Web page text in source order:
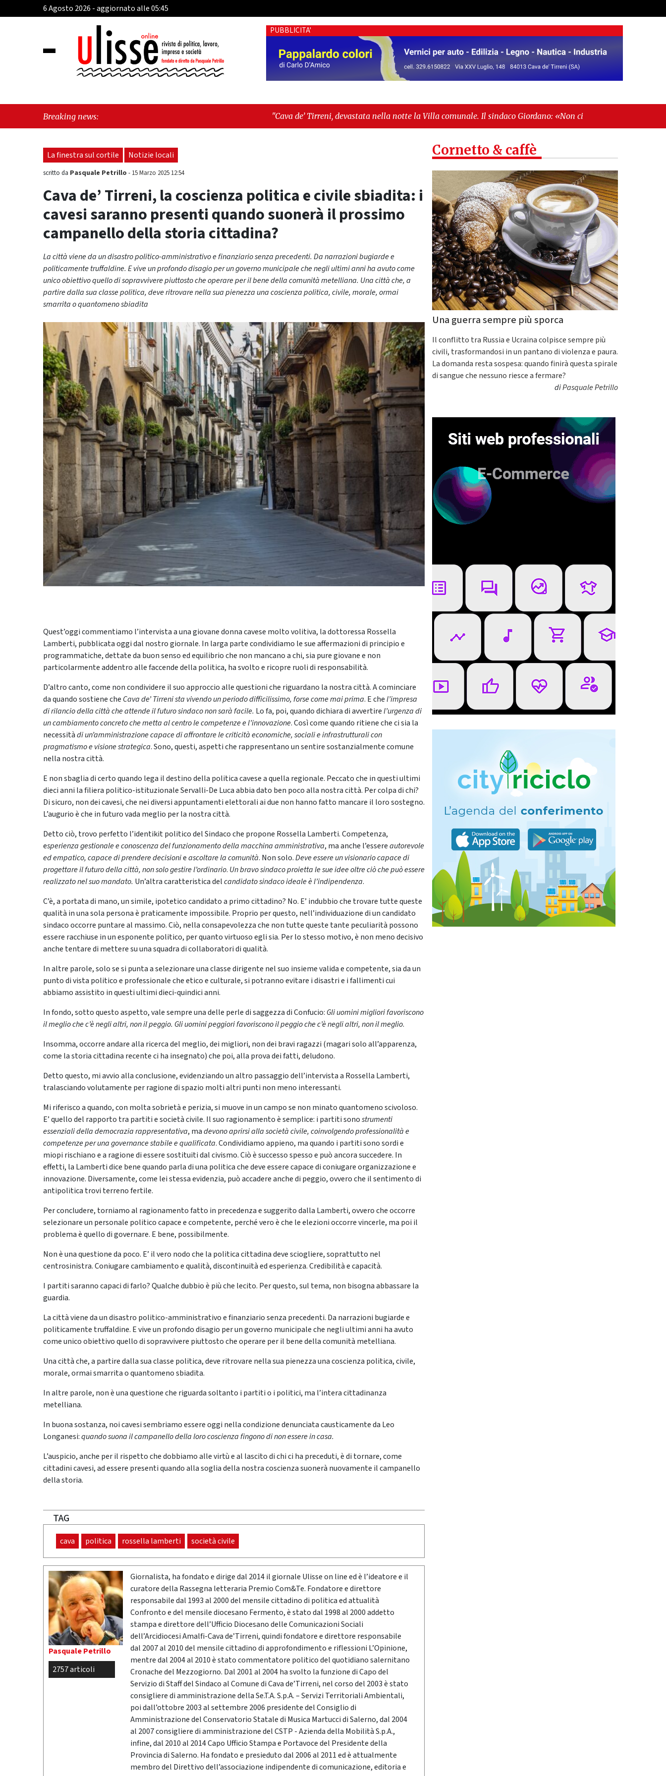
6 Agosto 2026 - aggiornato alle 05:45
PUBBLICITA'
Breaking news: "Cava de’ Tirreni, devastata nella notte la Villa comunale. Il sindaco Giordano: «Non ci fermeremo»" -"Italia sospesa
tra identità, fragilità sociali e pressioni economiche"
La finestra sul cortile Notizie locali
scritto da Pasquale Petrillo - 15 Marzo 2025 12:54
Cava de’ Tirreni, la coscienza politica e civile sbiadita: i
cavesi saranno presenti quando suonerà il prossimo
campanello della storia cittadina?
La città viene da un disastro politico-amministrativo e finanziario senza precedenti. Da narrazioni bugiarde e
politicamente truffaldine. E vive un profondo disagio per un governo municipale che negli ultimi anni ha avuto come
unico obiettivo quello di sopravvivere piuttosto che operare per il bene della comunità metelliana. Una città che, a
partire dalla sua classe politica, deve ritrovare nella sua pienezza una coscienza politica, civile, morale, ormai
smarrita o quantomeno sbiadita
Quest’oggi commentiamo l’intervista a una giovane donna cavese molto volitiva, la dottoressa Rossella
Lamberti, pubblicata oggi dal nostro giornale. In larga parte condividiamo le sue affermazioni di principio e
programmatiche, dettate da buon senso ed equilibrio che non mancano a chi, sia pure giovane e non
particolarmente addentro alle faccende della politica, ha svolto e ricopre ruoli di responsabilità.
D’altro canto, come non condividere il suo approccio alle questioni che riguardano la nostra città. A cominciare
da quando sostiene che Cava de’ Tirreni sta vivendo un periodo difficilissimo, forse come mai prima. E chel’impresa
di rilancio della città che attende il futuro sindaco non sarà facile. Lo fa, poi, quando dichiara di avvertirel’urgenza di
un cambiamento concreto che metta al centro le competenze e l’innovazione. Così come quando ritiene che ci sia la
necessitàdi un’amministrazione capace di affrontare le criticità economiche, sociali e infrastrutturali con
pragmatismo e visione strategica. Sono, questi, aspetti che rappresentano un sentire sostanzialmente comune
nella nostra città.
E non sbaglia di certo quando lega il destino della politica cavese a quella regionale. Peccato che in questi ultimi
dieci anni la filiera politico-istituzionale Servalli-De Luca abbia dato ben poco alla nostra città. Per colpa di chi?
Di sicuro, non dei cavesi, che nei diversi appuntamenti elettorali ai due non hanno fatto mancare il loro sostegno.
L’augurio è che in futuro vada meglio per la nostra città.
Detto ciò, trovo perfetto l’identikit politico del Sindaco che propone Rossella Lamberti. Competenza,
esperienza gestionale e conoscenza del funzionamento della macchina amministrativa, ma anche l’essereautorevole
ed empatico, capace di prendere decisionieascoltare la comunità. Non solo.Deve essere un visionario capace di
progettare il futuro della città, non solo gestire l’ordinario. Un bravo sindaco proietta le sue idee oltre ciò che può essere
realizzato nel suo mandato. Un’altra caratteristica delcandidato sindaco ideale è l’indipendenza.
C’è, a portata di mano, un simile, ipotetico candidato a primo cittadino? No. E’ indubbio che trovare tutte queste
qualità in una sola persona è praticamente impossibile. Proprio per questo, nell’individuazione di un candidato
sindaco occorre puntare al massimo. Ciò, nella consapevolezza che non tutte queste tante peculiarità possono
essere racchiuse in un esponente politico, per quanto virtuoso egli sia. Per lo stesso motivo, è non meno decisivo
anche tentare di mettere su una squadra di collaboratori di qualità.
In altre parole, solo se si punta a selezionare una classe dirigente nel suo insieme valida e competente, sia da un
punto di vista politico e professionale che etico e culturale, si potranno evitare i disastri e i fallimenti cui
abbiamo assistito in questi ultimi dieci-quindici anni.
In fondo, sotto questo aspetto, vale sempre una delle perle di saggezza di Confucio: Gli uomini migliori favoriscono
il meglio che c’è negli altri, non il peggio. Gli uomini peggiori favoriscono il peggio che c’è negli altri, non il meglio.
Insomma, occorre andare alla ricerca del meglio, dei migliori, non dei bravi ragazzi (magari solo all’apparenza,
come la storia cittadina recente ci ha insegnato) che poi, alla prova dei fatti, deludono.
Detto questo, mi avvio alla conclusione, evidenziando un altro passaggio dell’intervista a Rossella Lamberti,
tralasciando volutamente per ragione di spazio molti altri punti non meno interessanti.
Mi riferisco a quando, con molta sobrietà e perizia, si muove in un campo se non minato quantomeno scivoloso.
E’ quello del rapporto tra partiti e società civile. Il suo ragionamento è semplice: i partiti sonostrumenti
essenziali della democraziarappresentativa, madevono aprirsi alla società civile, coinvolgendo professionalità e
competenze per una governance stabile e qualificata. Condividiamo appieno, ma quando i partiti sono sordi e
miopi rischiano e a ragione di essere sostituiti dal civismo. Ciò è successo spesso e può ancora succedere. In
effetti, la Lamberti dice bene quando parla di una politica che deve essere capace di coniugare organizzazione e
innovazione. Diversamente, come lei stessa evidenzia, può accadere anche di peggio, ovvero che il sentimento di
antipolitica trovi terreno fertile.
Per concludere, torniamo al ragionamento fatto in precedenza e suggerito dalla Lamberti, ovvero che occorre
selezionare un personale politico capace e competente, perché vero è che le elezioni occorre vincerle, ma poi il
problema è quello di governare. E bene, possibilmente.
Non è una questione da poco. E’ il vero nodo che la politica cittadina deve sciogliere, soprattutto nel
centrosinistra. Coniugare cambiamento e qualità, discontinuità ed esperienza. Credibilità e capacità.
I partiti saranno capaci di farlo? Qualche dubbio è più che lecito. Per questo, sul tema, non bisogna abbassare la
guardia.
La città viene da un disastro politico-amministrativo e finanziario senza precedenti. Da narrazioni bugiarde e
politicamente truffaldine. E vive un profondo disagio per un governo municipale che negli ultimi anni ha avuto
come unico obiettivo quello di sopravvivere piuttosto che operare per il bene della comunità metelliana.
Una città che, a partire dalla sua classe politica, deve ritrovare nella sua pienezza una coscienza politica, civile,
morale, ormai smarrita o quantomeno sbiadita.
In altre parole, non è una questione che riguarda soltanto i partiti o i politici, ma l’intera cittadinanza
metelliana.
In buona sostanza, noi cavesi sembriamo essere oggi nella condizione denunciata causticamente da Leo
Longanesi:quando suona il campanello della loro coscienza fingono di non essere in casa.
L’auspicio, anche per il rispetto che dobbiamo alle virtù e al lascito di chi ci ha preceduti, è di tornare, come
cittadini cavesi, ad essere presenti quando alla soglia della nostra coscienza suonerà nuovamente il campanello
della storia.
TAG
cava politica rossella lamberti società civile
Pasquale Petrillo
2757 articoli
Giornalista, ha fondato e dirige dal 2014 il giornale Ulisse on line ed è l’ideatore e il
curatore della Rassegna letteraria Premio Com&Te. Fondatore e direttore
responsabile dal 1993 al 2000 del mensile cittadino di politica ed attualità
Confronto e del mensile diocesano Fermento, è stato dal 1998 al 2000 addetto
stampa e direttore dell’Ufficio Diocesano delle Comunicazioni Sociali
dell’Arcidiocesi Amalfi-Cava de’Tirreni, quindi fondatore e direttore responsabile
dal 2007 al 2010 del mensile cittadino di approfondimento e riflessioni L’Opinione,
mentre dal 2004 al 2010 è stato commentatore politico del quotidiano salernitano
Cronache del Mezzogiorno. Dal 2001 al 2004 ha svolto la funzione di Capo del
Servizio di Staff del Sindaco al Comune di Cava de’Tirreni, nel corso del 2003 è stato
consigliere di amministrazione della Se.T.A. S.p.A. – Servizi Territoriali Ambientali,
poi dall’ottobre 2003 al settembre 2006 presidente del Consiglio di
Amministrazione del Conservatorio Statale di Musica Martucci di Salerno, dal 2004
al 2007 consigliere di amministrazione del CSTP - Azienda della Mobilità S.p.A.,
infine, dal 2010 al 2014 Capo Ufficio Stampa e Portavoce del Presidente della
Provincia di Salerno. Ha fondato e presieduto dal 2006 al 2011 ed è attualmente
membro del Direttivo dell’associazione indipendente di comunicazione, editoria e
Cornetto & caffè
Una guerra sempre più sporca
Il conflitto tra Russia e Ucraina colpisce sempre più
civili, trasformandosi in un pantano di violenza e paura.
La domanda resta sospesa: quando finirà questa spirale
di sangue che nessuno riesce a fermare?
diPasquale Petrillo